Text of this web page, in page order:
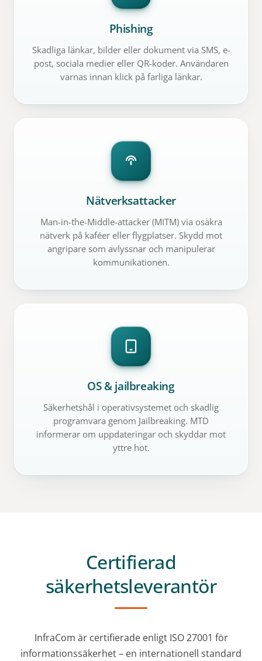
Phishing
Skadliga länkar, bilder eller dokument via SMS, e-
post, sociala medier eller QR-koder. Användaren
varnas innan klick på farliga länkar.
Nätverksattacker
Man-in-the-Middle-attacker (MITM) via osäkra
nätverk på kaféer eller flygplatser. Skydd mot
angripare som avlyssnar och manipulerar
kommunikationen.
OS & jailbreaking
Säkerhetshål i operativsystemet och skadlig
programvara genom Jailbreaking. MTD
informerar om uppdateringar och skyddar mot
yttre hot.
Certifierad
säkerhetsleverantör
InfraCom är certifierade enligt ISO 27001 för
informationssäkerhet – en internationell standard